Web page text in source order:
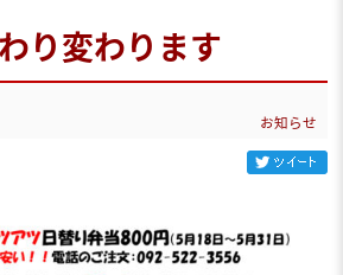
り変わります
お知らせ